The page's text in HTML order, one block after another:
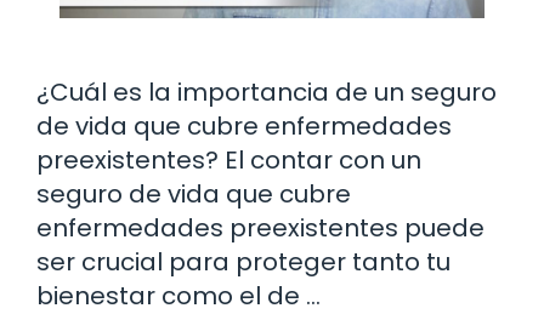
¿Cuál es la importancia de un seguro
de vida que cubre enfermedades
preexistentes? El contar con un
seguro de vida que cubre
enfermedades preexistentes puede
ser crucial para proteger tanto tu
bienestar como el de …